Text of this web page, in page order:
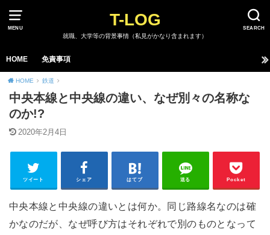
MENU SEARCH
T-LOG
就職、大学等の背景事情（私見がかなり含まれます）
HOME 免責事項
HOME 鉄道
中央本線と中央線の違い、なぜ別々の名称な
のか!?
2020年2月4日
ツイート シェア はてブ 送る Pocket
中央本線と中央線の違いとは何か。同じ路線名なのは確
かなのだが、なぜ呼び方はそれぞれで別のものとなって